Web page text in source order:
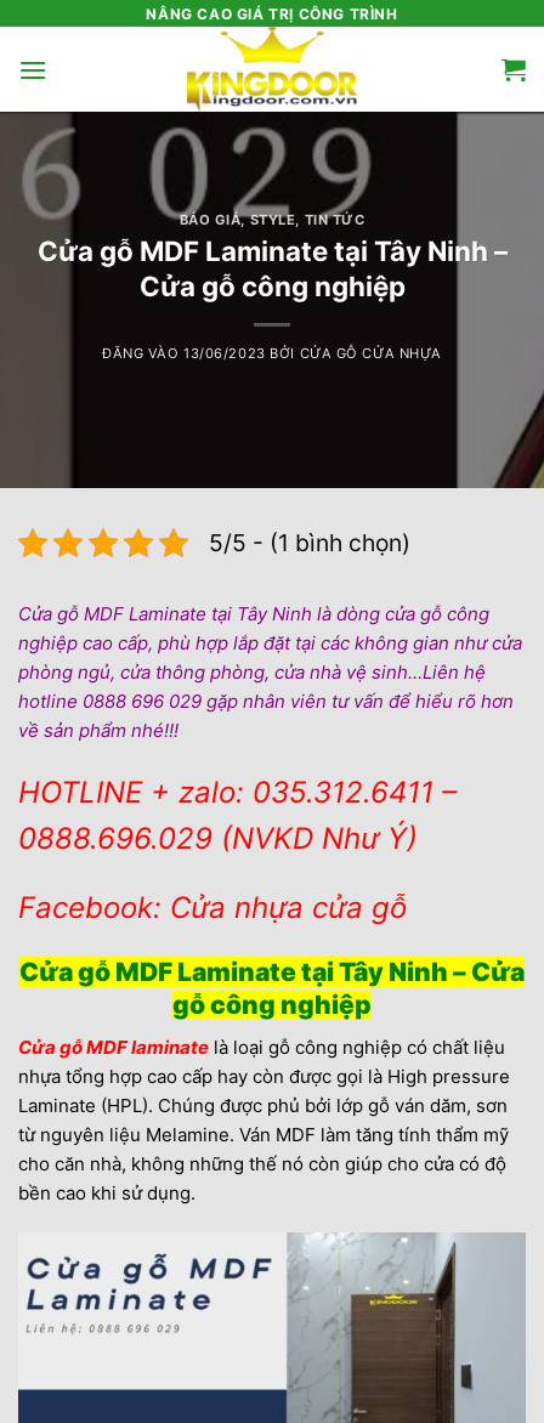
nội
NÂNG CAO GIÁ TRỊ CÔNG TRÌNH
BÁO GIÁ,STYLE TIN TỨC
Cửa gỗ MDF Laminate tại Tây Ninh –
Cửa gỗ công nghiệp
ĐĂNG VÀO13/06/2023 BỞI CỬA GỖ CỬA NHỰA
5/5 - (1 bình chọn)
Cửa gỗ MDF Laminate tại Tây Ninh là dòng cửa gỗ công
nghiệp cao cấp, phù hợp lắp đặt tại các không gian như cửa
phòng ngủ, cửa thông phòng, cửa nhà vệ sinh…Liên hệ
hotline 0888 696 029 gặp nhân viên tư vấn để hiểu rõ hơn
về sản phẩm nhé!!!
HOTLINE + zalo: 035.312.6411 –
0888.696.029 (NVKD Như Ý)
Facebook: Cửa nhựa cửa gỗ
Cửa gỗ MDF Laminate tại Tây Ninh – Cửa
gỗ công nghiệp
Cửa gỗ MDF laminate là loại gỗ công nghiệp có chất liệu
nhựa tổng hợp cao cấp hay còn được gọi là High pressure
Laminate (HPL). Chúng được phủ bởi lớp gỗ ván dăm, sơn
từ nguyên liệu Melamine. Ván MDF làm tăng tính thẩm mỹ
cho căn nhà, không những thế nó còn giúp cho cửa có độ
bền cao khi sử dụng.